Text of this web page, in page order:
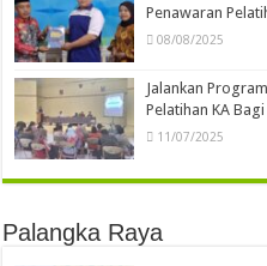
Penawaran
08/08/2025
Jalankan
Pelatihan KA
11/07/2025
Palangka Raya